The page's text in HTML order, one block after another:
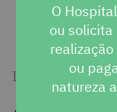
O
ou
ou
natureza
Inscreva-se em